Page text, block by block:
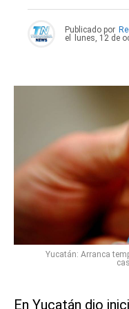
Publicado por
el
lunes, 12 de
Yucatán: Arranca
En Yucatán dio